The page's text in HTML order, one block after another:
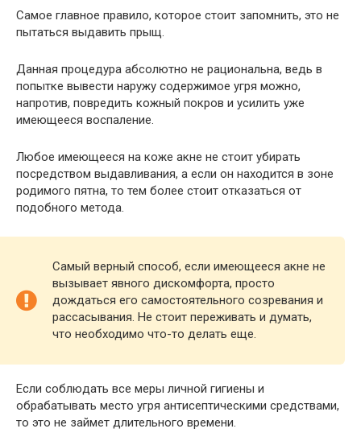
Самое главное правило, которое стоит запомнить, это не
пытаться выдавить прыщ.
Данная процедура абсолютно не рациональна, ведь в
попытке вывести наружу содержимое угря можно,
напротив, повредить кожный покров и усилить уже
имеющееся воспаление.
Любое имеющееся на коже акне не стоит убирать
посредством выдавливания, а если он находится в зоне
родимого пятна, то тем более стоит отказаться от
подобного метода.
Самый верный способ, если имеющееся акне не
вызывает явного дискомфорта, просто
дождаться его самостоятельного созревания и
рассасывания. Не стоит переживать и думать,
что необходимо что-то делать еще.
Если соблюдать все меры личной гигиены и
обрабатывать место угря антисептическими средствами,
то это не займет длительного времени.